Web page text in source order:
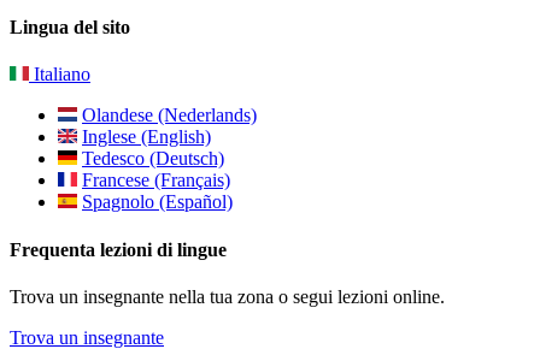
Lingua del sito
Italiano
Olandese (Nederlands)
Inglese (English)
Tedesco (Deutsch)
Francese (Français)
Spagnolo (Español)
Frequenta lezioni di lingue
Trova un insegnante nella tua zona o segui lezioni online.
Trova un insegnante